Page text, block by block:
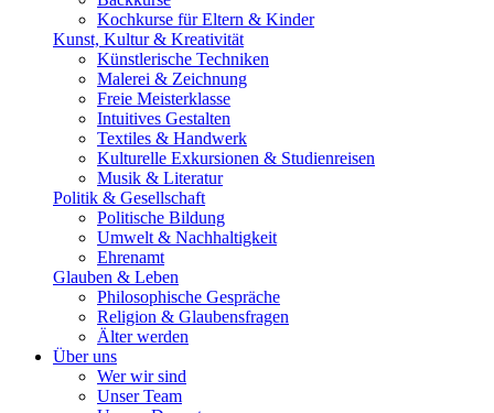
Kochkurse für Eltern & Kinder
Kunst, Kultur & Kreativität
Künstlerische Techniken
Malerei & Zeichnung
Freie Meisterklasse
Intuitives Gestalten
Textiles & Handwerk
Kulturelle Exkursionen & Studienreisen
Musik & Literatur
Politik & Gesellschaft
Politische Bildung
Umwelt & Nachhaltigkeit
Ehrenamt
Glauben & Leben
Philosophische Gespräche
Religion & Glaubensfragen
Älter werden
Über uns
Wer wir sind
Unser Team